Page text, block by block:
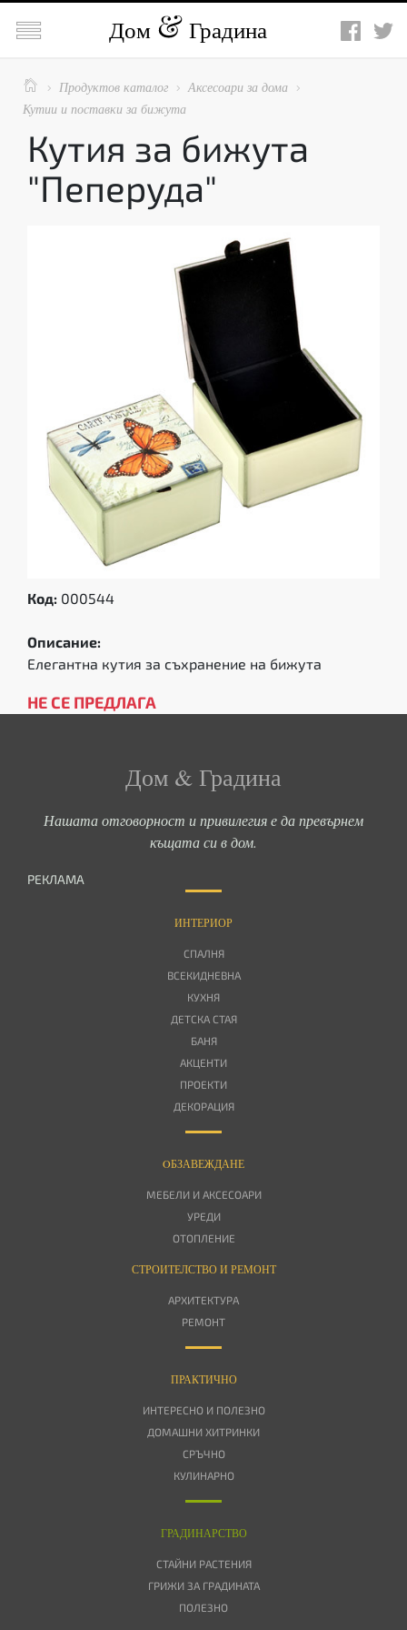
 Дом Градина
  Продуктов каталог  Аксесоари за дома 
Кутии и поставки за бижута
Кутия за бижута
"Пеперуда"
Код: 000544
Описание:
Елегантна кутия за съхранение на бижута
НЕ СЕ ПРЕДЛАГА
Дом & Градина
Нашата отговорност и привилегия е да превърнем
къщата си в дом.
РЕКЛАМА
ИНТЕРИОР
СПАЛНЯ
ВСЕКИДНЕВНА
КУХНЯ
ДЕТСКА СТАЯ
БАНЯ
АКЦЕНТИ
ПРОЕКТИ
ДЕКОРАЦИЯ
OБЗАВЕЖДАНЕ
МЕБЕЛИ И АКСЕСОАРИ
УРЕДИ
ОТОПЛЕНИЕ
СТРОИТЕЛСТВО И РЕМОНТ
АРХИТЕКТУРА
РЕМОНТ
ПРАКТИЧНО
ИНТЕРЕСНО И ПОЛЕЗНО
ДОМАШНИ ХИТРИНКИ
СРЪЧНО
КУЛИНАРНО
ГРАДИНАРСТВО
СТАЙНИ РАСТЕНИЯ
ГРИЖИ ЗА ГРАДИНАТА
ПОЛЕЗНО